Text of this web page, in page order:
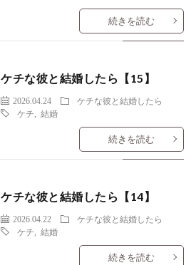
続きを読む
ケチな彼と結婚したら【15】
2026.04.24
ケチな彼と結婚したら
ケチ
,結婚
続きを読む
ケチな彼と結婚したら【14】
2026.04.22
ケチな彼と結婚したら
ケチ
,結婚
続きを読む